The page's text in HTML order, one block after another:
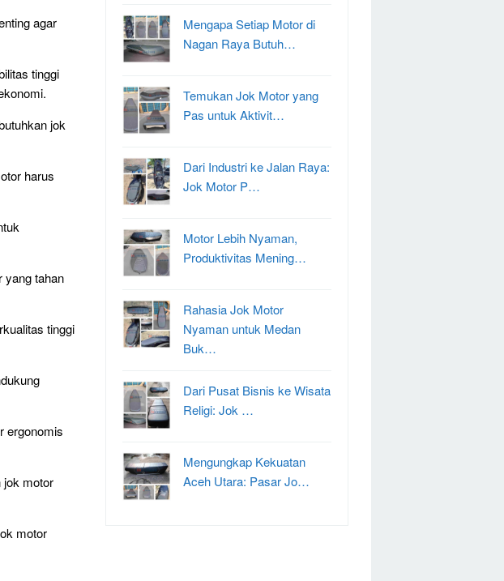
agar
tinggi
jok
harus
yang tahan
tinggi
ergonomis
jok motor
motor
Mengapa Setiap Motor di
Nagan Raya Butuh…
Temukan Jok Motor yang
Pas untuk Aktivit…
Dari Industri ke Jalan Raya:
Jok Motor P…
Motor Lebih Nyaman,
Produktivitas Mening…
Rahasia Jok Motor
Nyaman untuk Medan
Buk…
Dari Pusat Bisnis ke Wisata
Religi: Jok …
Mengungkap Kekuatan
Aceh Utara: Pasar Jo…